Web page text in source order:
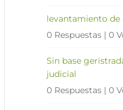
levantamiento de
0 Respuestas | 0
Sin base
judicial
0 Respuestas | 0